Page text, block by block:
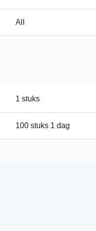
All
1 stuks
100 stuks 1 dag